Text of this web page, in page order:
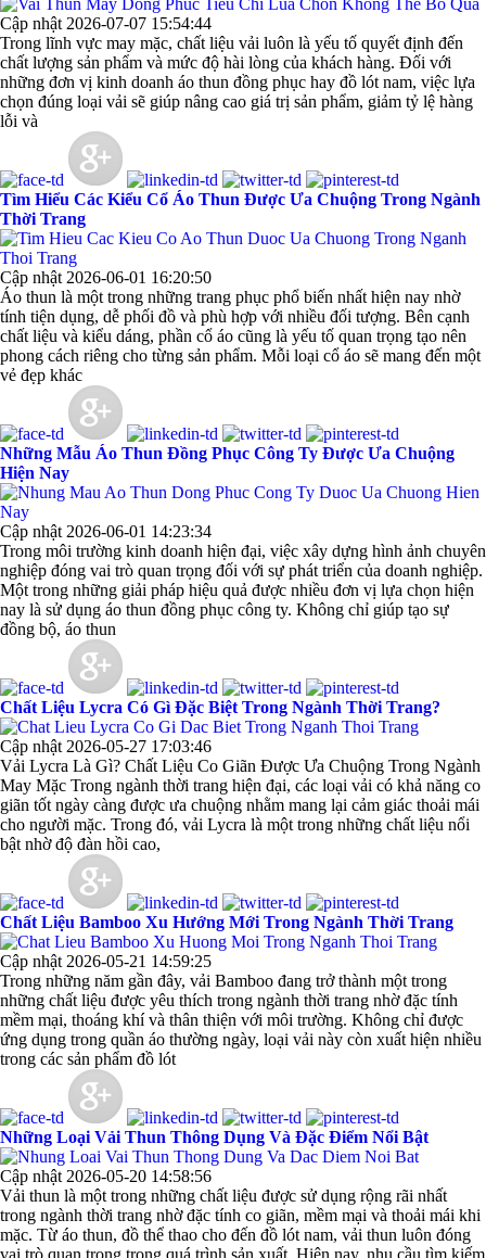
Cập nhật 2026-07-07 15:54:44
Trong lĩnh vực may mặc, chất liệu vải luôn là yếu tố quyết định đến
chất lượng sản phẩm và mức độ hài lòng của khách hàng. Đối với
những đơn vị kinh doanh áo thun đồng phục hay đồ lót nam, việc lựa
chọn đúng loại vải sẽ giúp nâng cao giá trị sản phẩm, giảm tỷ lệ hàng
lỗi và
Tìm Hiểu Các Kiểu Cổ Áo Thun Được Ưa Chuộng Trong Ngành
Thời Trang
Cập nhật 2026-06-01 16:20:50
Áo thun là một trong những trang phục phổ biến nhất hiện nay nhờ
tính tiện dụng, dễ phối đồ và phù hợp với nhiều đối tượng. Bên cạnh
chất liệu và kiểu dáng, phần cổ áo cũng là yếu tố quan trọng tạo nên
phong cách riêng cho từng sản phẩm. Mỗi loại cổ áo sẽ mang đến một
vẻ đẹp khác
Những Mẫu Áo Thun Đồng Phục Công Ty Được Ưa Chuộng
Hiện Nay
Cập nhật 2026-06-01 14:23:34
Trong môi trường kinh doanh hiện đại, việc xây dựng hình ảnh chuyên
nghiệp đóng vai trò quan trọng đối với sự phát triển của doanh nghiệp.
Một trong những giải pháp hiệu quả được nhiều đơn vị lựa chọn hiện
nay là sử dụng áo thun đồng phục công ty. Không chỉ giúp tạo sự
đồng bộ, áo thun
Chất Liệu Lycra Có Gì Đặc Biệt Trong Ngành Thời Trang?
Cập nhật 2026-05-27 17:03:46
Vải Lycra Là Gì? Chất Liệu Co Giãn Được Ưa Chuộng Trong Ngành
May Mặc Trong ngành thời trang hiện đại, các loại vải có khả năng co
giãn tốt ngày càng được ưa chuộng nhằm mang lại cảm giác thoải mái
cho người mặc. Trong đó, vải Lycra là một trong những chất liệu nổi
bật nhờ độ đàn hồi cao,
Chất Liệu Bamboo Xu Hướng Mới Trong Ngành Thời Trang
Cập nhật 2026-05-21 14:59:25
Trong những năm gần đây, vải Bamboo đang trở thành một trong
những chất liệu được yêu thích trong ngành thời trang nhờ đặc tính
mềm mại, thoáng khí và thân thiện với môi trường. Không chỉ được
ứng dụng trong quần áo thường ngày, loại vải này còn xuất hiện nhiều
trong các sản phẩm đồ lót
Những Loại Vải Thun Thông Dụng Và Đặc Điểm Nổi Bật
Cập nhật 2026-05-20 14:58:56
Vải thun là một trong những chất liệu được sử dụng rộng rãi nhất
trong ngành thời trang nhờ đặc tính co giãn, mềm mại và thoải mái khi
mặc. Từ áo thun, đồ thể thao cho đến đồ lót nam, vải thun luôn đóng
vai trò quan trọng trong quá trình sản xuất. Hiện nay, nhu cầu tìm kiếm